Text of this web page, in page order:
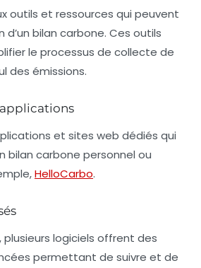
outils et ressources qui peuvent
bilan carbone. Ces outils
le processus de collecte de
des émissions.
et sites web dédiés qui
bilan carbone personnel ou
HelloCarbo.
plusieurs logiciels offrent des
permettant de suivre et de